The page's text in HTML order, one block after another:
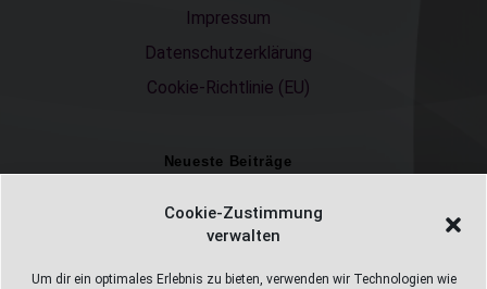
Cookie-Zustimmung
verwalten
Um dir ein optimales Erlebnis zu bieten, verwenden wir Technologien wie
Impressum
Datenschutzerklärung
Cookie-Richtlinie (EU)
Neueste Beiträge
Einschulungsfotos 2026 – ein unvergesslicher Moment
Fotostudio in Fichtelberg
Alles Pizza oder was ;-)